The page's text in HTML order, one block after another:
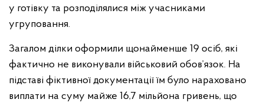
у готівку та розподілялися між учасниками
угруповання.
Загалом ділки оформили щонайменше 19 осіб, які
фактично не виконували військовий обов’язок. На
підставі фіктивної документації їм було нараховано
виплати на суму майже 16,7 мільйона гривень, що